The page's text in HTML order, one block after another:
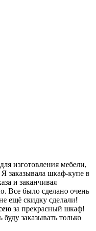
изготовления мебели,
заказывала шкаф-купе в
и заканчивая
Все было сделано очень
ещё скидку сделали!
за прекрасный шкаф!
заказывать только